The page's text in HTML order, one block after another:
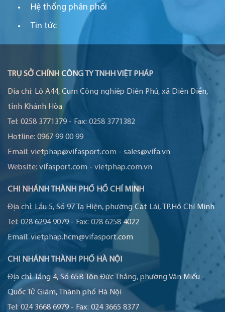
Hệ thống phân phối
Tin tức
TRỤ SỞ CHÍNH CÔNG TY TNHH VIỆT PHÁP
Địa chỉ: Lô A44, Cụm Công nghiệp Diên Phú, xã Diên Điền,
tỉnh Khánh Hòa
Tel: 0258 3771379 - Fax: 0258 3771382
Hotline: 0967 99 00 99
Email: vietphap@vifasport.com - sales@vifa.vn
Website: vifasport.com - vietphap.com.vn
CHI NHÁNH THÀNH PHỐ HỒ CHÍ MINH
Địa chỉ: Lầu 5, Số 97 Tạ Hiện, phường Cát Lái, TP.Hồ Chí Minh
Tel: 028 6294 9079- Fax: 028 6258 4022
Email: vietphap.hcm@vifasport.com
CHI NHÁNH THÀNH PHỐ HÀ NỘI
Địa chỉ:Tầng 4, Số 65B Tôn Đức Thắng, phường Văn Miếu -
Quốc Tử Giám, Thành phố Hà Nội
Tel: 024 3668 6979- Fax: 024 3665 8377